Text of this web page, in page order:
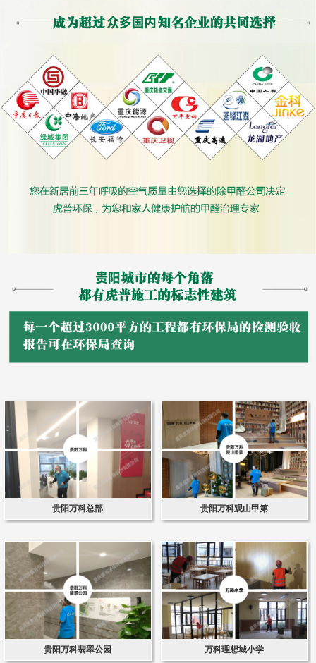
贵阳万科总部 贵阳万科观山甲第
贵阳万科翡翠公园 万科理想城小学